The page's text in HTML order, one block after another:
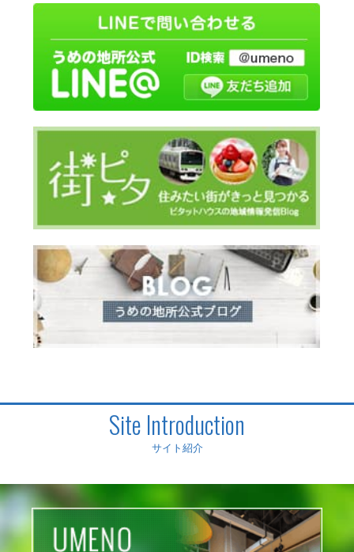
Site Introduction
サイト紹介